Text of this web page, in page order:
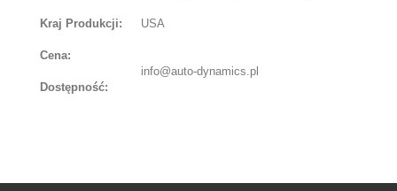
Kraj Produkcji: USA
Cena:
info@auto-dynamics.pl
Dostępność: